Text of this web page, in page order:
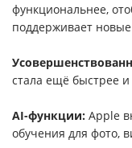
функциональнее,
поддерживает
стала ещё быстрее
AI-функции: Apple
обучения для фото,